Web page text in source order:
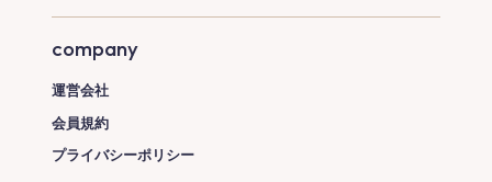
company
運営会社
会員規約
プライバシーポリシー